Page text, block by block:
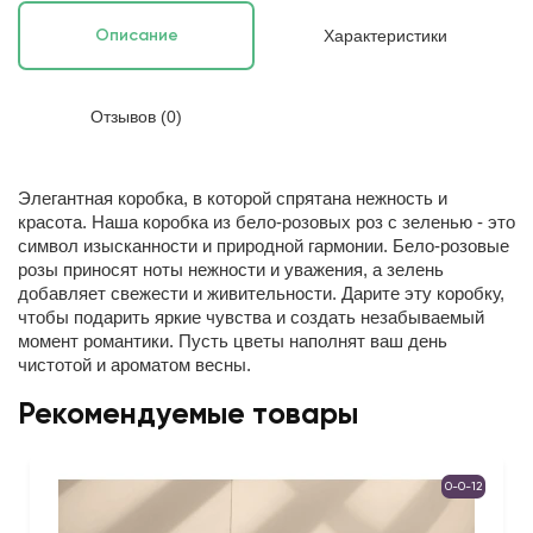
Описание Характеристики
Отзывов (0)
Элегантная коробка, в которой спрятана нежность и
красота. Наша коробка из бело-розовых роз с зеленью - это
символ изысканности и природной гармонии. Бело-розовые
розы приносят ноты нежности и уважения, а зелень
добавляет свежести и живительности. Дарите эту коробку,
чтобы подарить яркие чувства и создать незабываемый
момент романтики. Пусть цветы наполнят ваш день
чистотой и ароматом весны.
Рекомендуемые товары
0-0-12